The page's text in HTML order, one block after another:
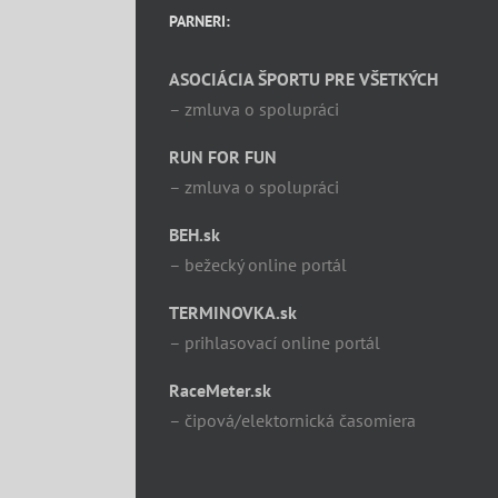
PARNERI:
ASOCIÁCIA ŠPORTU PRE VŠETKÝCH
– zmluva o spolupráci
RUN FOR FUN
– zmluva o spolupráci
BEH.sk
– bežecký online portál
TERMINOVKA.sk
– prihlasovací online portál
RaceMeter.sk
– čipová/elektornická časomiera